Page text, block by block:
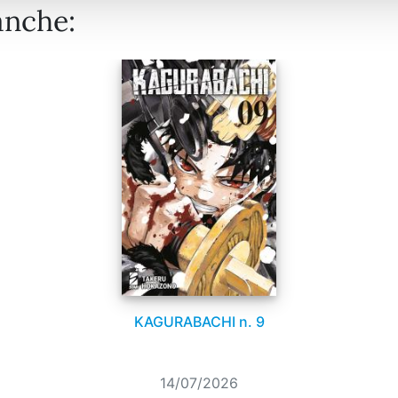
KAGURABACHI n. 9
14/07/2026